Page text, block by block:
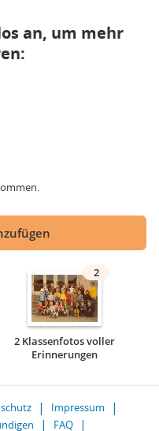
an, um mehr
2
2 Klassenfotos voller
Erinnerungen
Impressum
FAQ